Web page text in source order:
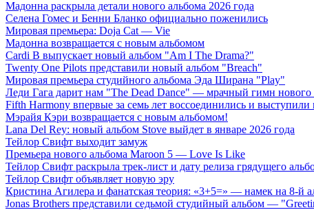
Мадонна раскрыла детали нового альбома 2026 года
Селена Гомес и Бенни Бланко официально поженились
Мировая премьера: Doja Cat — Vie
Мадонна возвращается с новым альбомом
Cardi B выпускает новый альбом "Am I The Drama?"
Twenty One Pilots представили новый альбом "Breach"
Мировая премьера студийного альбома Эда Ширана "Play"
Леди Гага дарит нам "The Dead Dance" — мрачный гимн нового
Fifth Harmony впервые за семь лет воссоединились и выступили
Мэрайя Кэри возвращается с новым альбомом!
Lana Del Rey: новый альбом Stove выйдет в январе 2026 года
Тейлор Свифт выходит замуж
Премьера нового альбома Maroon 5 — Love Is Like
Тейлор Свифт раскрыла трек-лист и дату релиза грядущего
Тейлор Свифт объявляет новую эру
Кристина Агилера и фанатская теория: «3+5=» — намек на 8-й
Jonas Brothers представили седьмой студийный альбом —